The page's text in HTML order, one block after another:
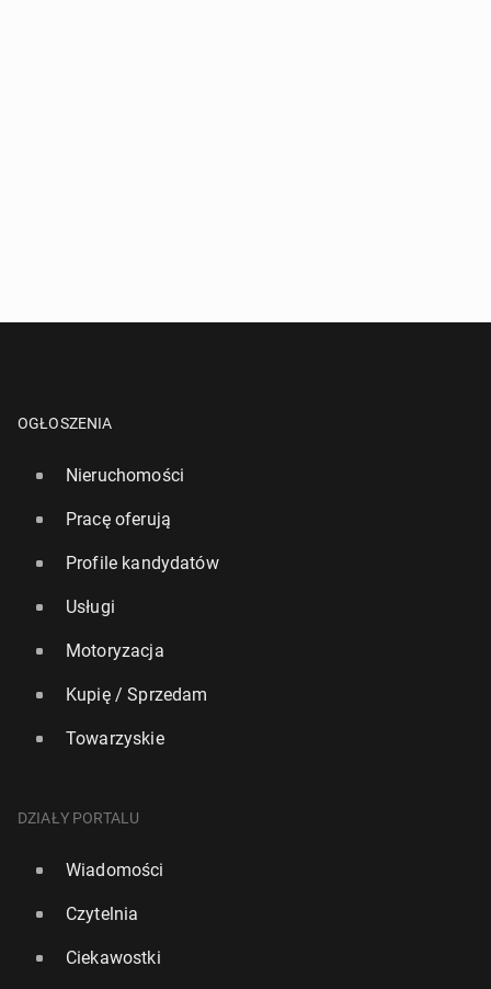
OGŁOSZENIA
Nieruchomości
Pracę oferują
Profile kandydatów
Usługi
Motoryzacja
Kupię / Sprzedam
Towarzyskie
DZIAŁY PORTALU
Wiadomości
Czytelnia
Ciekawostki